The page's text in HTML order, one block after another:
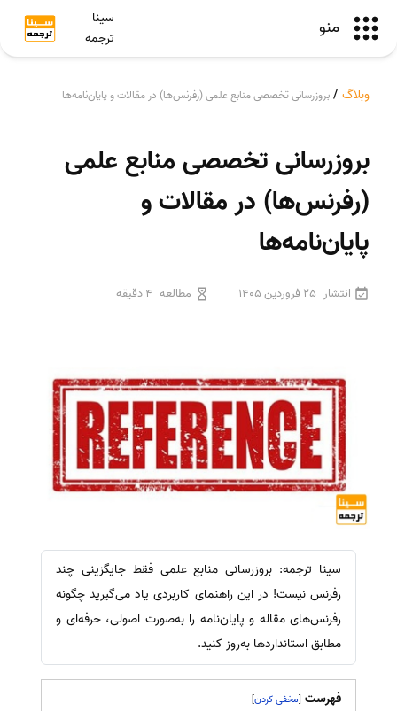
منو
سینا
ترجمه
وبلاگ / بروزرسانی تخصصی منابع علمی (رفرنس‌ها) در مقالات و پایان‌نامه‌ها
بروزرسانی تخصصی منابع علمی
(رفرنس‌ها) در مقالات و
پایان‌نامه‌ها
انتشار 25 فروردین 1405 مطالعه 4 دقیقه
سینا ترجمه: بروزرسانی منابع علمی فقط جایگزینی چند
رفرنس نیست! در این راهنمای کاربردی یاد می‌گیرید چگونه
رفرنس‌های مقاله و پایان‌نامه را به‌صورت اصولی، حرفه‌ای و
مطابق استانداردها به‌روز کنید.
فهرست [
]